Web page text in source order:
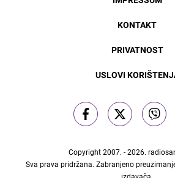
KONTAKT
PRIVATNOST
USLOVI
Copyright 2007. - 2026.
Sva prava pridržana. Zabranjeno